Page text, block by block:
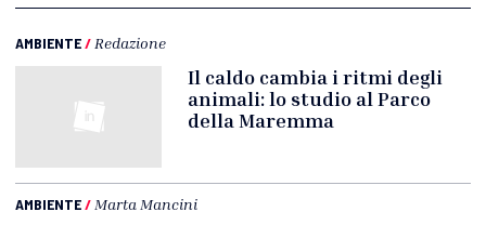
AMBIENTE/ Redazione
Il caldo cambia i ritmi degli
animali: lo studio al Parco
della Maremma
AMBIENTE/ Marta Mancini